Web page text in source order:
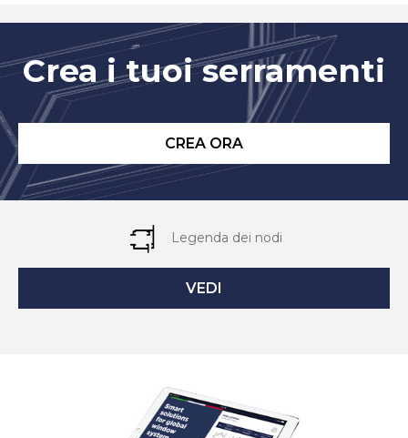
Crea i tuoi serramenti
CREA ORA
Legenda dei nodi
VEDI